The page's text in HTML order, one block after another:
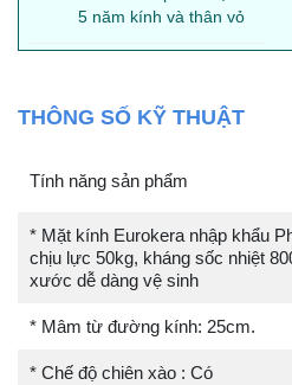
5 năm kính và thân vỏ
THÔNG SỐ KỸ THUẬT
Tính năng sản phẩm
* Mặt kính Eurokera nhập khẩu
chịu lực 50kg, kháng sốc nhiệt
xước dễ dàng vệ sinh
* Mâm từ đường kính: 25cm.
* Chế độ chiên xào : Có